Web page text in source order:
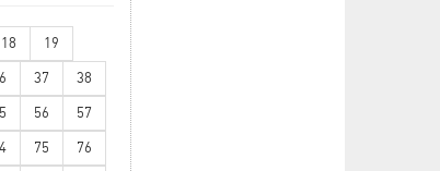
18 19
37 38
56 57
75 76